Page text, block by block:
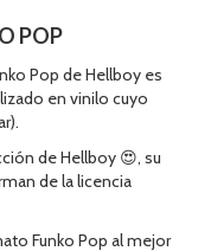
POP
Pop de Hellboy es
en vinilo cuyo
de Hellboy 😍, su
de la licencia
Funko Pop al mejor